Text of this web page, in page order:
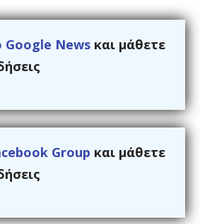
Google Newsκαι μάθετε
Group και μάθετε